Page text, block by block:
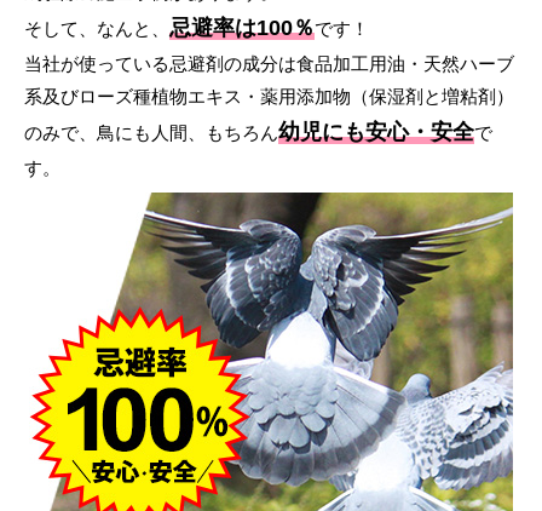
そして、なんと、 忌避率は100％です！
当社が使っている忌避剤の成分は食品加工用油・天然ハーブ
系及びローズ種植物エキス・薬用添加物（保湿剤と増粘剤）
のみで、鳥にも人間、もちろん幼児にも安心・安全で
す。